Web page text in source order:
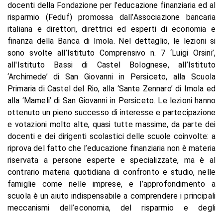
docenti della Fondazione per l’educazione finanziaria ed al
risparmio (Feduf) promossa dall’Associazione bancaria
italiana e direttori, direttrici ed esperti di economia e
finanza della Banca di Imola. Nel dettaglio, le lezioni si
sono svolte all’Istituto Comprensivo n. 7 ‘Luigi Orsini’,
all'Istituto Bassi di Castel Bolognese, all’Istituto
‘Archimede’ di San Giovanni in Persiceto, alla Scuola
Primaria di Castel del Rio, alla ‘Sante Zennaro’ di Imola ed
alla ‘Mameli’ di San Giovanni in Persiceto. Le lezioni hanno
ottenuto un pieno successo di interesse e partecipazione
e votazioni molto alte, quasi tutte massime, da parte dei
docenti e dei dirigenti scolastici delle scuole coinvolte: a
riprova del fatto che l’educazione finanziaria non è materia
riservata a persone esperte e specializzate, ma è al
contrario materia quotidiana di confronto e studio, nelle
famiglie come nelle imprese, e l’approfondimento a
scuola è un aiuto indispensabile a comprendere i principali
meccanismi dell’economia, del risparmio e degli